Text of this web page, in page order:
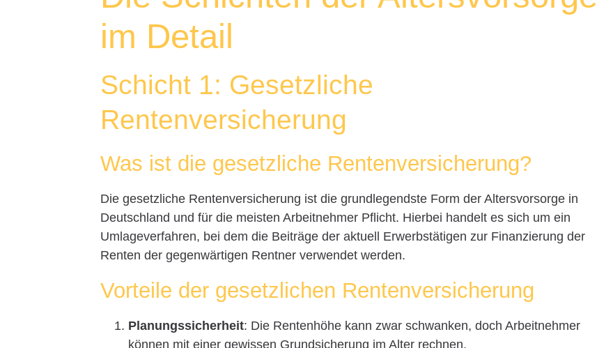
im Detail
Schicht 1: Gesetzliche
Rentenversicherung
Was ist die gesetzliche Rentenversicherung?
Die gesetzliche Rentenversicherung ist die grundlegendste Form der Altersvorsorge in
Deutschland und für die meisten Arbeitnehmer Pflicht. Hierbei handelt es sich um ein
Umlageverfahren, bei dem die Beiträge der aktuell Erwerbstätigen zur Finanzierung der
Renten der gegenwärtigen Rentner verwendet werden.
Vorteile der gesetzlichen Rentenversicherung
Planungssicherheit: Die Rentenhöhe kann zwar schwanken, doch Arbeitnehmer
können mit einer gewissen Grundsicherung im Alter rechnen.